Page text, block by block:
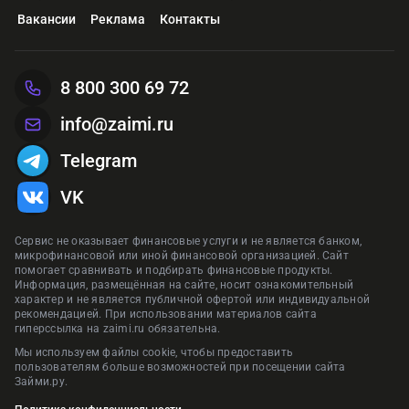
Реклама АО «ТБанк»
сайте zaimi.ru. Обновлено: 28 июня 2026
Оформить
сайте zaimi.ru. Обновлено: 16 марта 2026
Реклама Банк ГПБ (АО)
сайте zaimi.ru. Обновлено: 28 июня 2026
Предложения сформированы на основании отзывов и рейтинга на
Вакансии
Реклама Контакты
Сервис не оказывает финансовые услуги и не является банком,
микрофинансовой или иной финансовой организацией. Сайт
помогает сравнивать и подбирать финансовые продукты.
Информация, размещённая на сайте, носит ознакомительный
характер и не является публичной офертой или индивидуальной
рекомендацией. При использовании материалов сайта
гиперссылка на zaimi.ru обязательна.
Мы используем файлы cookie, чтобы предоставить
пользователям больше возможностей при посещении сайта
Займи.ру.
8 800 300 69 72
info@zaimi.ru
Telegram
VK